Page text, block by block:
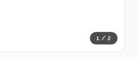
1 / 2